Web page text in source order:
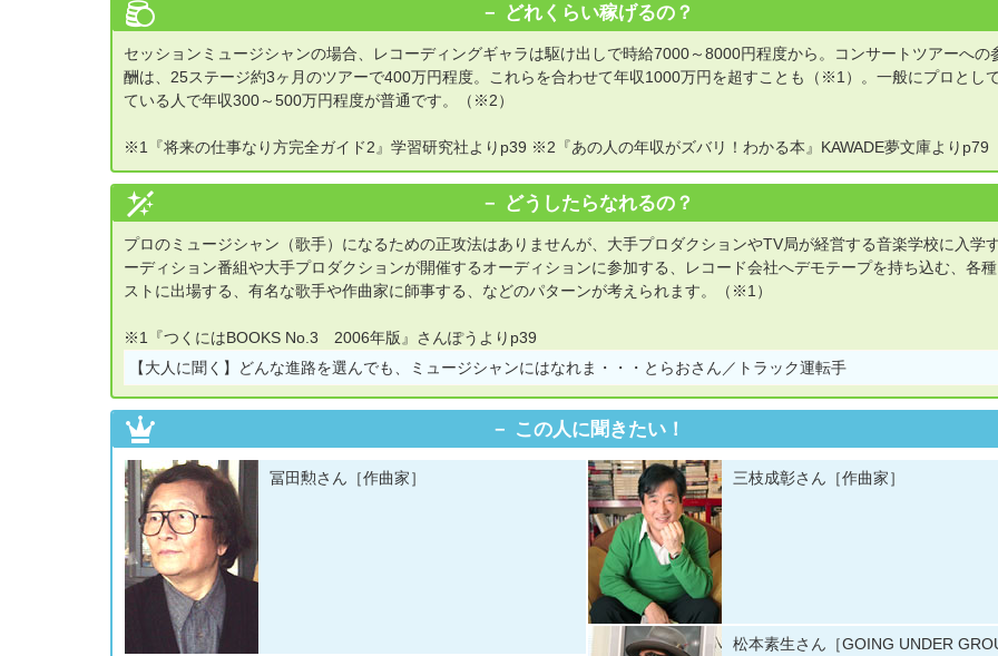
どれくらい稼げるの？
セッションミュージシャンの場合、レコーディングギャラは駆け出しで時給7000～8000円程度から。コンサートツアーへの
酬は、25ステージ約3ヶ月のツアーで400万円程度。これらを合わせて年収1000万円を超すことも（※1）。一般にプロとし
ている人で年収300～500万円程度が普通です。（※2）
※1『将来の仕事なり方完全ガイド2』学習研究社よりp39 ※2『あの人の年収がズバリ！わかる本』KAWADE夢文庫よりp79
どうしたらなれるの？
プロのミュージシャン（歌手）になるための正攻法はありませんが、大手プロダクションやTV局が経営する音楽学校に入学
ーディション番組や大手プロダクションが開催するオーディションに参加する、レコード会社へデモテープを持ち込む、各
ストに出場する、有名な歌手や作曲家に師事する、などのパターンが考えられます。（※1）
※1『つくにはBOOKS No.3 2006年版』さんぽうよりp39
【大人に聞く】
どんな進路を選んでも、ミュージシャンにはなれま・・・とらおさん／トラック運転手
この人に聞きたい！
冨田勲さん［作曲家］ 三枝成彰さん［作曲家］
松本素生さん［GOING UNDER